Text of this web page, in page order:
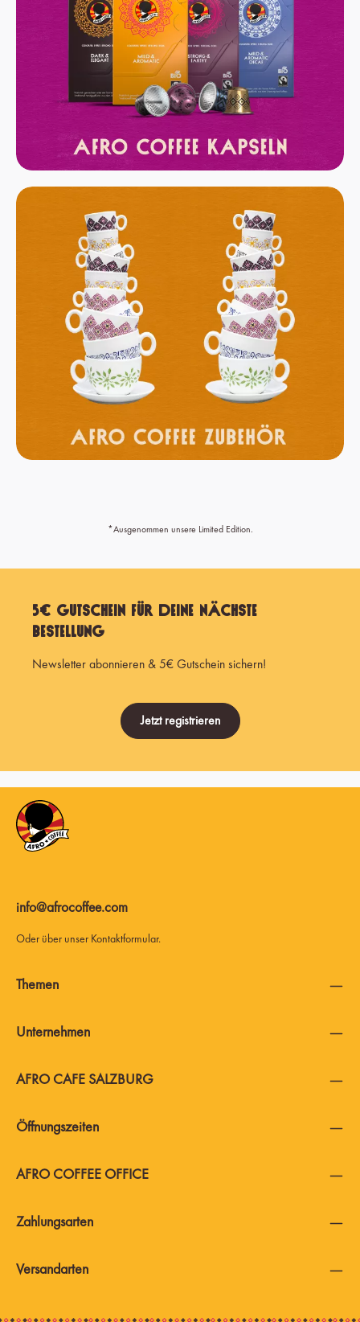
Mehr erfahren
*Ausgenommen unsere Limited Edition.
5€ Gutschein für Deine nächste
Bestellung
Newsletter abonnieren & 5€ Gutschein sichern!
Jetzt registrieren
info@afrocoffee.com
Oder über unser Kontaktformular.
AFRO COFFEE OFFICE
AFRO CAFE SALZBURG
Zahlungsarten
Themen
Unternehmen
Öffnungszeiten
Versandarten